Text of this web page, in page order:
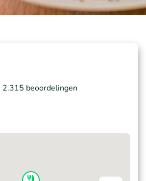
2.315 beoordelingen